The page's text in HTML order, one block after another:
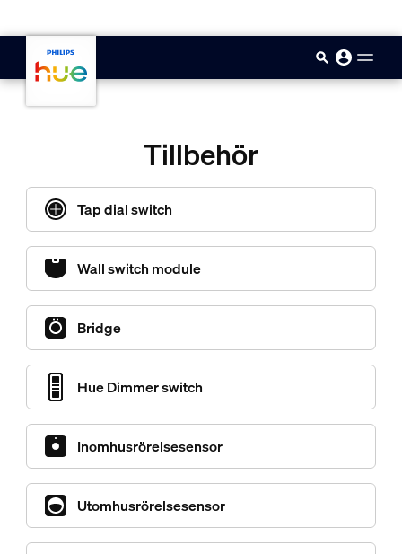
Tillbehör
Tap dial switch
Wall switch module
Bridge
Hue Dimmer switch
Inomhusrörelsesensor
Utomhusrörelsesensor